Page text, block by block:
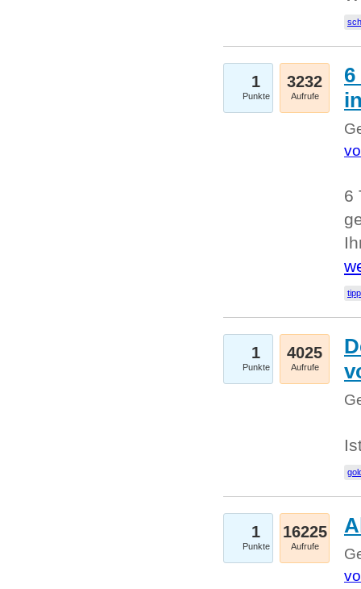
1
Punkte
3232
Aufrufe
6
1
Punkte
4025
Aufrufe
1
Punkte
16225
Aufrufe